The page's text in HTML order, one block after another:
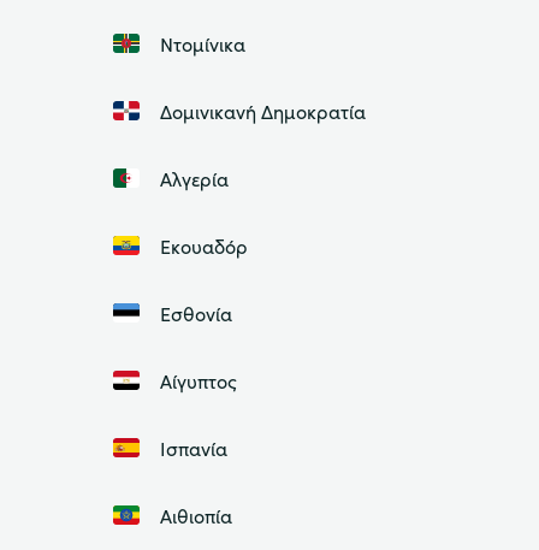
Ντομίνικα
Δομινικανή Δημοκρατία
Αλγερία
Εκουαδόρ
Εσθονία
Αίγυπτος
Ισπανία
Αιθιοπία